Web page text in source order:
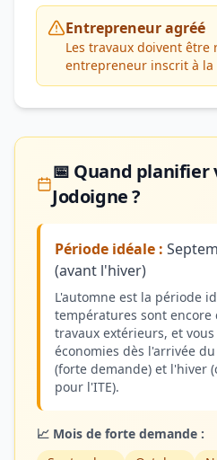
Entrepreneur agréé
Les travaux doivent être
entrepreneur inscrit à la
📅 Quand planifier
Jodoigne ?
Période idéale :
(avant l'hiver)
L'automne est la période
températures sont encore
travaux extérieurs, et
économies dès l'arrivée
(forte demande) et l'hiver
pour l'ITE).
📈 Mois de forte demande :